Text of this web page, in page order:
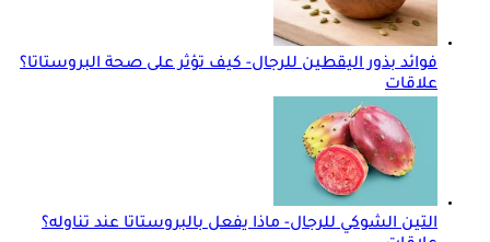
فوائد بذور اليقطين للرجال- كيف تؤثر على صحة البروستاتا؟
علاقات
التين الشوكي للرجال- ماذا يفعل بالبروستاتا عند تناوله؟